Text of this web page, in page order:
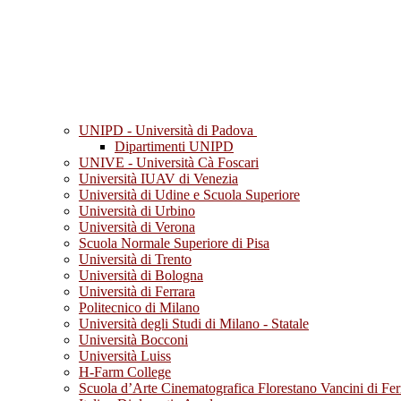
UNIPD - Università di Padova
Dipartimenti UNIPD
UNIVE - Università Cà Foscari
Università IUAV di Venezia
Università di Udine e Scuola Superiore
Università di Urbino
Università di Verona
Scuola Normale Superiore di Pisa
Università di Trento
Università di Bologna
Università di Ferrara
Politecnico di Milano
Università degli Studi di Milano - Statale
Università Bocconi
Università Luiss
H-Farm College
Scuola d’Arte Cinematografica Florestano Vancini di